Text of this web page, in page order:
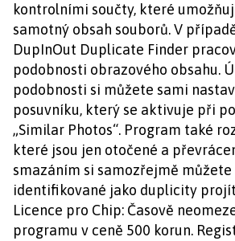
kontrolními součty, které
samotný obsah souborů. V
DupInOut Duplicate Finder
podobnosti obrazového obsahu.
podobnosti si můžete sami
posuvníku, který se aktivuje při
„Similar Photos“. Program také
které jsou jen otočené a
smazáním si samozřejmě
identifikované jako duplicity
Licence pro Chip: Časově
programu v ceně 500 korun.